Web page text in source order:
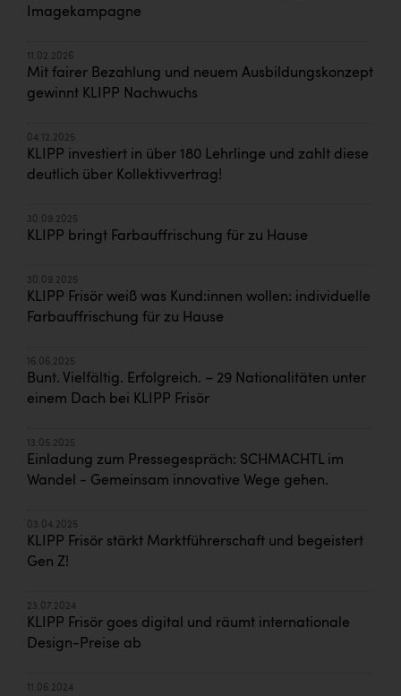
Imagekampagne
11.02.2026
Mit fairer Bezahlung und neuem Ausbildungskonzept
gewinnt KLIPP Nachwuchs
04.12.2025
KLIPP investiert in über 180 Lehrlinge und zahlt diese
deutlich über Kollektivvertrag!
30.09.2025
KLIPP bringt Farbauffrischung für zu Hause
30.09.2025
KLIPP Frisör weiß was Kund:innen wollen: individuelle
Farbauffrischung für zu Hause
16.06.2025
Bunt. Vielfältig. Erfolgreich. – 29 Nationalitäten unter
einem Dach bei KLIPP Frisör
13.05.2025
Einladung zum Pressegespräch: SCHMACHTL im
Wandel - Gemeinsam innovative Wege gehen.
03.04.2025
KLIPP Frisör stärkt Marktführerschaft und begeistert
Gen Z!
23.07.2024
KLIPP Frisör goes digital und räumt internationale
Design-Preise ab
11.06.2024